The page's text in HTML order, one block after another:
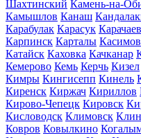
Шахтинский Камень-на-
Камышлов Канаш
Карабулак Карасук
Карпинск Карталы Касимов
Катайск Каховка Качканар
Кемерово Кемь Керчь Кизел
Кимры Кингисепп Кинель
Киренск Киржач Кириллов
Кирово-Чепецк Кировск
Кисловодск Климовск Клин
Ковров Ковылкино